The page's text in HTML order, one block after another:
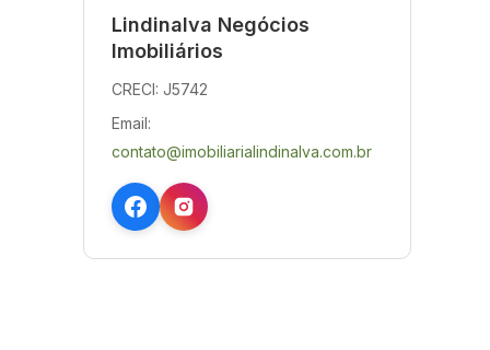
Lindinalva Negócios
Imobiliários
CRECI: J5742
Email:
contato@imobiliarialindinalva.com.br